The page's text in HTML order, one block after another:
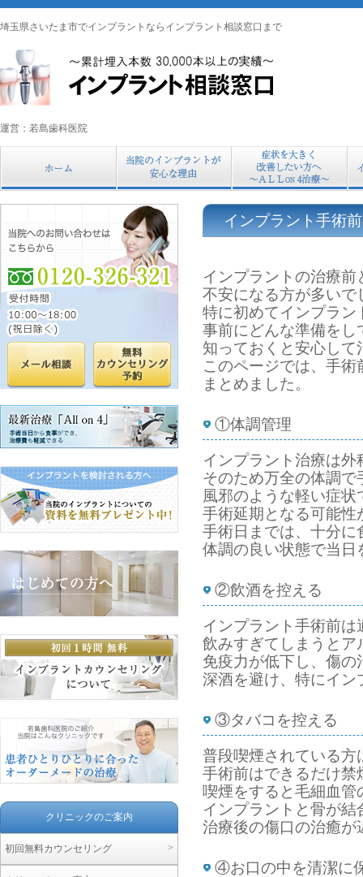
埼玉県さいたま市でインプラントならインプラント相談窓口まで
運営：若島歯科医院
クリニックのご案内
初回無料カウンセリング >
インプラント手術
インプラントの治療前
不安になる方が多いで
特に初めてインプラン
事前にどんな準備をし
知っておくと安心し
このページでは、手
まとめました。
①体調管理
インプラント治療は
そのため万全の体調
風邪のような軽い症
手術延期となる可能性
手術日までは、十分に
体調の良い状態で当日
②飲酒を控える
インプラント手術前
飲みすぎてしまうとア
免疫力が低下し、傷
深酒を避け、特にイン
③タバコを控える
普段喫煙されている方
手術前はできるだけ禁
喫煙をすると毛細血
インプラントと骨が
治療後の傷口の治癒が
④お口の中を清潔に